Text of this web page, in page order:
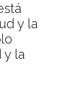
y la
y la